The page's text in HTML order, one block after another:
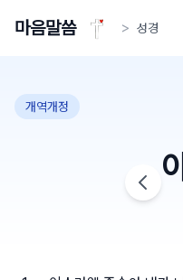
마음말씀 > 성경
개역개정